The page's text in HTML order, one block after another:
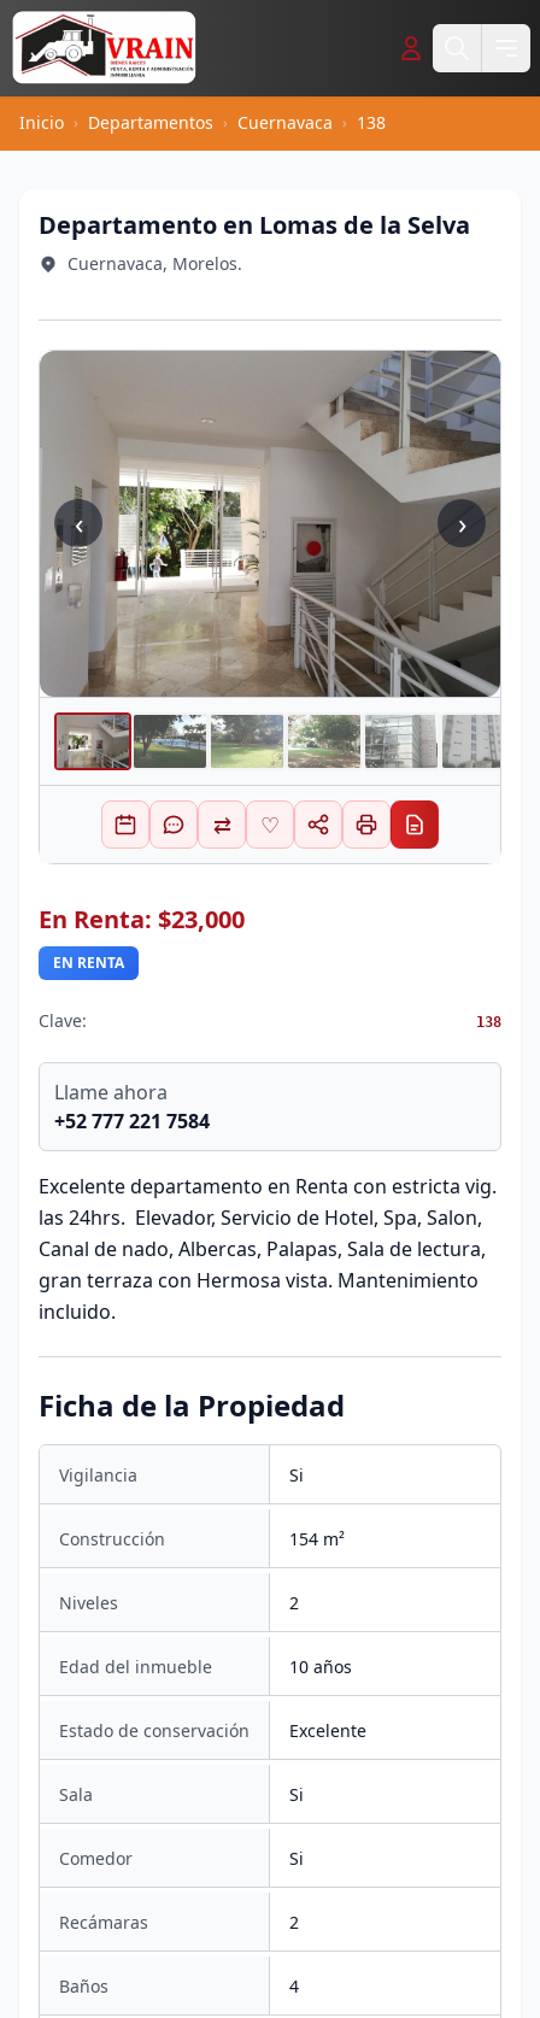
Inicio › Departamentos › Cuernavaca › 138
Departamento en Lomas de la Selva
Cuernavaca, Morelos.
‹ ›
⇄ ♡
En Renta: $23,000
EN RENTA
Clave: 138
Llame ahora
+52 777 221 7584
Excelente departamento en Renta con estricta vig.
las 24hrs. Elevador, Servicio de Hotel, Spa, Salon,
Canal de nado, Albercas, Palapas, Sala de lectura,
gran terraza con Hermosa vista. Mantenimiento
incluido.
Ficha de la Propiedad
Vigilancia Si
Construcción 154 m²
Niveles 2
Edad del inmueble 10 años
Estado de conservación Excelente
Sala Si
Comedor Si
Recámaras 2
Baños 4